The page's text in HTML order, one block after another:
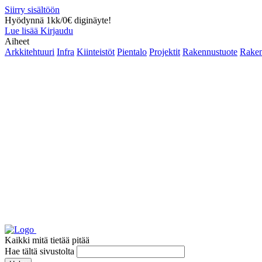
Siirry sisältöön
Hyödynnä 1kk/0€ diginäyte!
Lue lisää Kirjaudu
Aiheet
Arkkitehtuuri Infra Kiinteistöt Pientalo Projektit Rakennustuote
Kaikki mitä tietää pitää
Hae tältä sivustolta